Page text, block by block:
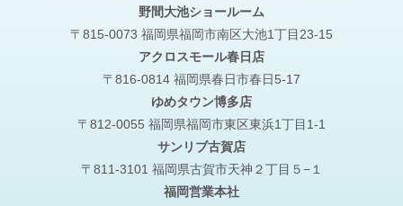
野間大池ショールーム
〒815-0073 福岡県福岡市南区大池1丁目23-15
アクロスモール春日店
〒816-0814 福岡県春日市春日5-17
ゆめタウン博多店
〒812-0055 福岡県福岡市東区東浜1丁目1-1
サンリブ古賀店
〒811-3101 福岡県古賀市天神２丁目５−１
福岡営業本社